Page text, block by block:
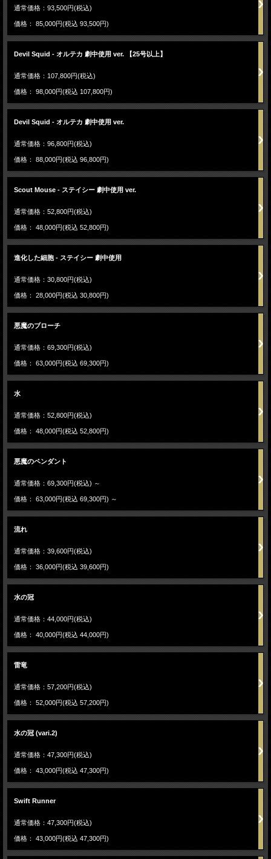
通常価格：93,500円(税込)
価格： 85,000円(税込 93,500円)
Devil Squid - オルテカ 劇中使用 ver. 【25号以上】
通常価格：107,800円(税込)
価格： 98,000円(税込 107,800円)
Devil Squid - オルテカ 劇中使用 ver.
通常価格：96,800円(税込)
価格： 88,000円(税込 96,800円)
Scout Mouse - ステイシー 劇中使用 ver.
通常価格：52,800円(税込)
価格： 48,000円(税込 52,800円)
進化した細胞 - ステイシー 劇中使用
通常価格：30,800円(税込)
価格： 28,000円(税込 30,800円)
悪魔のブローチ
通常価格：69,300円(税込)
価格： 63,000円(税込 69,300円)
水
通常価格：52,800円(税込)
価格： 48,000円(税込 52,800円)
悪魔のペンダント
通常価格：69,300円(税込) ～
価格： 63,000円(税込 69,300円) ～
流れ
通常価格：39,600円(税込)
価格： 36,000円(税込 39,600円)
水の冠
通常価格：44,000円(税込)
価格： 40,000円(税込 44,000円)
雷竜
通常価格：57,200円(税込)
価格： 52,000円(税込 57,200円)
水の冠 (vari.2)
通常価格：47,300円(税込)
価格： 43,000円(税込 47,300円)
Swift Runner
通常価格：47,300円(税込)
価格： 43,000円(税込 47,300円)